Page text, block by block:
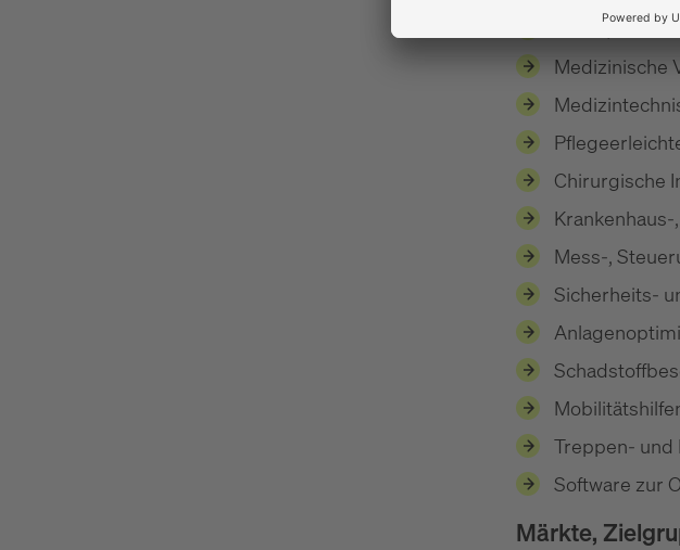
Bionik,
Medizinische
Chirurgische
Mess-,
Sicherheits-
Treppen-
Software zur
Märkte,